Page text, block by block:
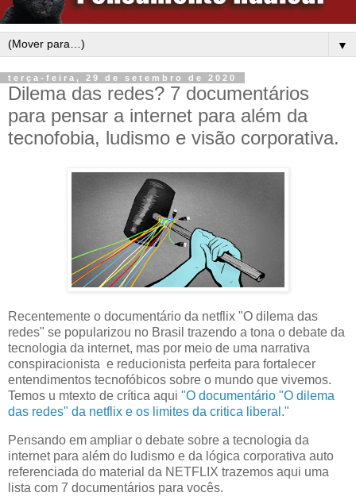
▼
terça-feira, 29 de setembro de 2020
Dilema das redes? 7 documentários
para pensar a internet para além da
tecnofobia, ludismo e visão corporativa.
Recentemente o documentário da netflix "O dilema das
redes" se popularizou no Brasil trazendo a tona o debate da
tecnologia da internet, mas por meio de uma narrativa
conspiracionista e reducionista perfeita para fortalecer
entendimentos tecnofóbicos sobre o mundo que vivemos.
Temos u mtexto de crítica aqui "O documentário "O dilema
das redes" da netflix e os limites da critica liberal."
Pensando em ampliar o debate sobre a tecnologia da
internet para além do ludismo e da lógica corporativa auto
referenciada do material da NETFLIX trazemos aqui uma
lista com 7 documentários para vocês.